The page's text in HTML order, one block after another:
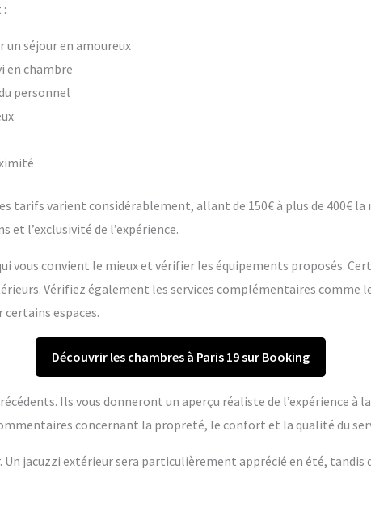
séjour en amoureux
en chambre
personnel
tarifs varient considérablement, allant de 150€ à plus de 400€ la
l’exclusivité de l’expérience.
vous convient le mieux et vérifier les équipements proposés.
Vérifiez également les services complémentaires comme
espaces.
Découvrir les chambres à Paris 19 sur Booking
Ils vous donneront un aperçu réaliste de l’expérience à
concernant la propreté, le confort et la qualité du
Un jacuzzi extérieur sera particulièrement apprécié en été,